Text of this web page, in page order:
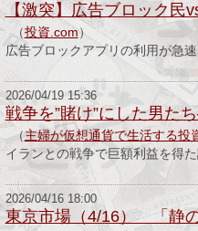
【激突】広告ブロック民
（投資.com）
広告ブロックアプリの利用が急
2026/04/19 15:36
戦争を”賭け”にした男た
（主婦が仮想通貨で生活する投
イランとの戦争で巨額利益を得
2026/04/16 18:00
東京市場（4/16） 「静